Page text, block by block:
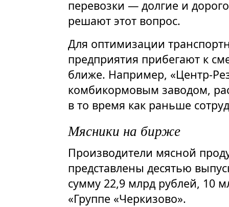
перевозки — долгие и
решают этот вопрос.
Для оптимизации
предприятия прибегают к
ближе. Например, «Центр-
комбикормовым заводом,
в то время как раньше
Мясники на бирже
Производители мясной
представлены десятью
сумму 22,9 млрд рублей, 10
«Группе «Черкизово».